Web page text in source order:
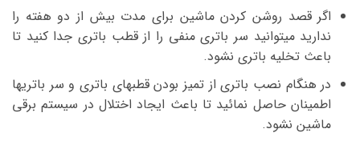
اگر قصد روشن کردن ماشین برای مدت بیش از دو هفته را
ندارید میتوانید سر باتری منفی را از قطب باتری جدا کنید تا
باعث تخلیه باتری نشود.
در هنگام نصب باتری از تمیز بودن قطبهای باتری و سر باتریها
اطمینان حاصل نمائید تا باعث ایجاد اختلال در سیستم برقی
ماشین نشود.